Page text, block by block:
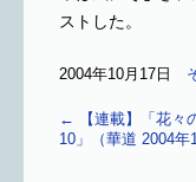
ストした。
2004年10月17日
←
【連載】「花
10」（華道 2004年